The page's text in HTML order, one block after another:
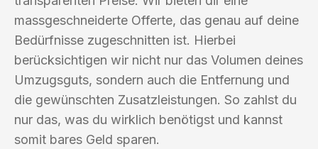
massgeschneiderte Offerte, das genau auf deine
Bedürfnisse zugeschnitten ist. Hierbei
berücksichtigen wir nicht nur das Volumen deines
Umzugsguts, sondern auch die Entfernung und
die gewünschten Zusatzleistungen. So zahlst du
nur das, was du wirklich benötigst und kannst
somit bares Geld sparen.